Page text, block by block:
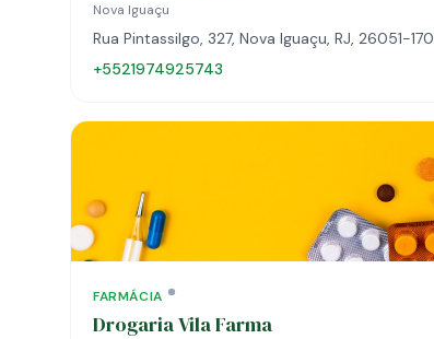
Nova Iguaçu
Rua Pintassilgo, 327, Nova Iguaçu, RJ, 26051-170
+5521974925743
FARMÁCIA
Drogaria Vila Farma